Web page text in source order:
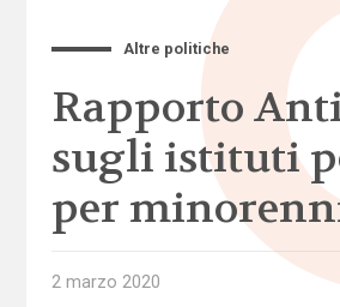
Altre politiche
Rapporto
sugli istituti
per
2 marzo 2020